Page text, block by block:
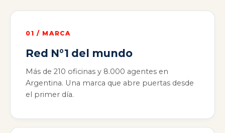
01 / MARCA
Red N°1 del mundo
Más de 210 oficinas y 8.000 agentes en
Argentina. Una marca que abre puertas desde
el primer día.